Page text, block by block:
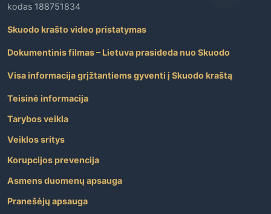
kodas 188751834
Skuodo krašto video pristatymas
Dokumentinis filmas – Lietuva prasideda nuo Skuodo
Visa informacija grįžtantiems gyventi į Skuodo kraštą
Teisinė informacija
Tarybos veikla
Veiklos sritys
Korupcijos prevencija
Asmens duomenų apsauga
Pranešėjų apsauga